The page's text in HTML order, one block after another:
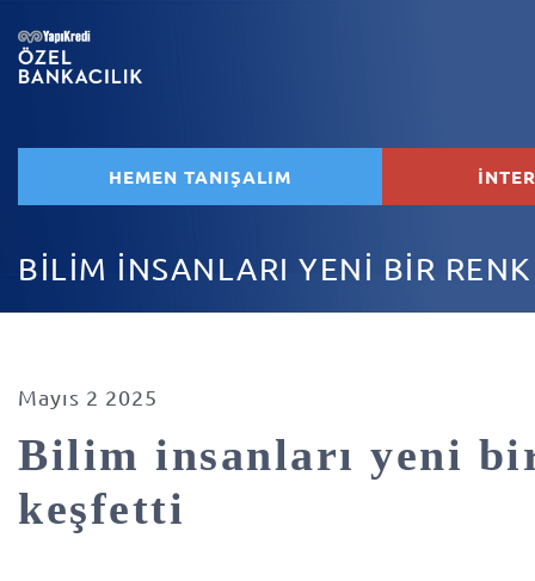
HEMEN TANIŞALIM
BİLİM İNSANLARI YENİ BİR
Mayıs 2 2025
Bilim insanları yeni
keşfetti